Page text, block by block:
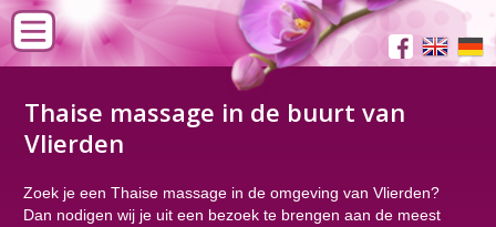
Thaise massage in de buurt van
Vlierden
Zoek je een Thaise massage in de omgeving van Vlierden?
Dan nodigen wij je uit een bezoek te brengen aan de meest